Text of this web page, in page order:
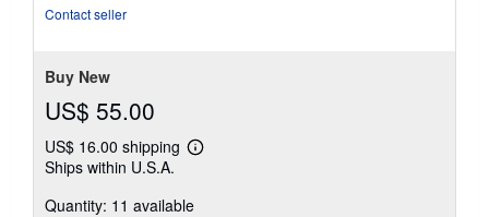
Contact seller
Buy New
US$ 55.00
US$ 16.00 shipping
Learn
shipping
Ships within U.S.A.
Quantity: 11 available